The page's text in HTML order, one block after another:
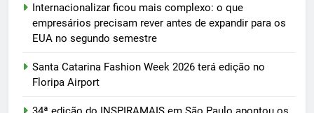
Internacionalizar ficou mais complexo: o que
empresários precisam rever antes de expandir para os
EUA no segundo semestre
Santa Catarina Fashion Week 2026 terá edição no
Floripa Airport